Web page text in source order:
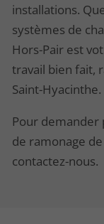
installations.
systèmes de
Hors-Pair est
travail bien fait,
Saint-Hyacinthe.
Pour demander
de ramonage
contactez-nous.